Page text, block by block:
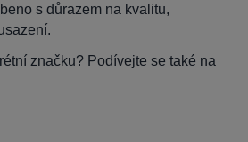
s důrazem na kvalitu,
značku? Podívejte se také na